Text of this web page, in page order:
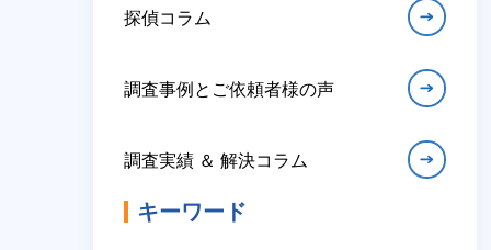
探偵コラム
調査事例とご依頼者様の声
調査実績 ＆ 解決コラム
キーワード